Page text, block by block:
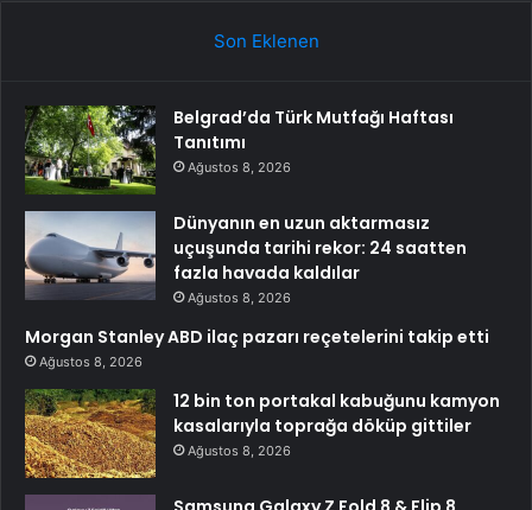
Son Eklenen
Belgrad’da Türk Mutfağı Haftası
Tanıtımı
Ağustos 8, 2026
Dünyanın en uzun aktarmasız
uçuşunda tarihi rekor: 24 saatten
fazla havada kaldılar
Ağustos 8, 2026
Morgan Stanley ABD ilaç pazarı reçetelerini takip etti
Ağustos 8, 2026
12 bin ton portakal kabuğunu kamyon
kasalarıyla toprağa döküp gittiler
Ağustos 8, 2026